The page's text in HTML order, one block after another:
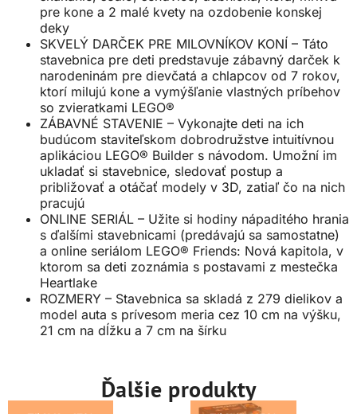
pre kone a 2 malé kvety na ozdobenie konskej
deky
SKVELÝ DARČEK PRE MILOVNÍKOV KONÍ – Táto
stavebnica pre deti predstavuje zábavný darček k
narodeninám pre dievčatá a chlapcov od 7 rokov,
ktorí milujú kone a vymýšľanie vlastných príbehov
so zvieratkami LEGO®
ZÁBAVNÉ STAVENIE – Vykonajte deti na ich
budúcom staviteľskom dobrodružstve intuitívnou
aplikáciou LEGO® Builder s návodom. Umožní im
ukladať si stavebnice, sledovať postup a
približovať a otáčať modely v 3D, zatiaľ čo na nich
pracujú
ONLINE SERIÁL – Užite si hodiny nápaditého hrania
s ďalšími stavebnicami (predávajú sa samostatne)
a online seriálom LEGO® Friends: Nová kapitola, v
ktorom sa deti zoznámia s postavami z mestečka
Heartlake
ROZMERY – Stavebnica sa skladá z 279 dielikov a
model auta s prívesom meria cez 10 cm na výšku,
21 cm na dĺžku a 7 cm na šírku
Ďalšie produkty